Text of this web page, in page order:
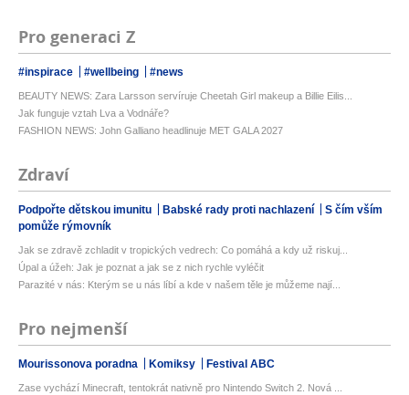
Pro generaci Z
#inspirace #wellbeing #news
BEAUTY NEWS: Zara Larsson servíruje Cheetah Girl makeup a Billie Eilis...
Jak funguje vztah Lva a Vodnáře?
FASHION NEWS: John Galliano headlinuje MET GALA 2027
Zdraví
Podpořte dětskou imunitu Babské rady proti nachlazení
S čím vším
pomůže rýmovník
Jak se zdravě zchladit v tropických vedrech: Co pomáhá a kdy už riskuj...
Úpal a úžeh: Jak je poznat a jak se z nich rychle vyléčit
Parazité v nás: Kterým se u nás líbí a kde v našem těle je můžeme nají...
Pro nejmenší
Mourissonova poradna Komiksy Festival ABC
Zase vychází Minecraft, tentokrát nativně pro Nintendo Switch 2. Nová ...